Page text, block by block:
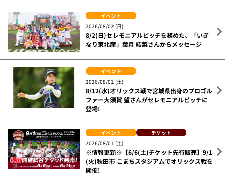
イベント
2026/08/02 (日)
8/2(日)セレモニアルピッチを務めた、「いぎ
なり東北産」葉月 結菜さんからメッセージ
イベント
2026/08/01 (土)
8/12(水)オリックス戦で宮城県出身のプロゴル
ファー大須賀 望さんがセレモニアルピッチに
登場!
イベント
チケット
2026/08/01 (土)
※情報更新※【6/6(土)チケット先行販売】9/1
(火)秋田市 こまちスタジアムでオリックス戦を
開催!